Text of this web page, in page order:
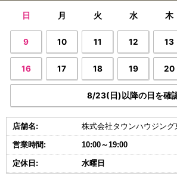
日 月 火 水 木
9 10 11 12 13
16 17 18 19 20
8/23(日)以降の日を確
店舗名: 株式会社タウンハウジング
営業時間: 10:00～19:00
定休日: 水曜日